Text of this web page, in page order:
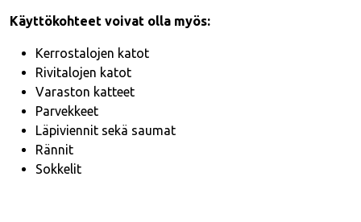
Käyttökohteet voivat olla myös:
Kerrostalojen katot
Rivitalojen katot
Varaston katteet
Parvekkeet
Läpiviennit sekä saumat
Rännit
Sokkelit